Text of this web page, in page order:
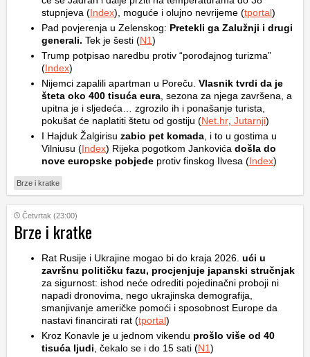
stupnjeva (Index), moguće i olujno nevrijeme (tportal)
Pad povjerenja u Zelenskog: Pretekli ga Zalužnji i drugi
generali. Tek je šesti (N1)
Trump potpisao naredbu protiv “porođajnog turizma”
(Index)
Nijemci zapalili apartman u Poreču. Vlasnik tvrdi da je
šteta oko 400 tisuća eura , sezona za njega završena, a
upitna je i sljedeća… zgrozilo ih i ponašanje turista,
pokušat će naplatiti štetu od gostiju (Net.hr Jutarnji)
I Hajduk Žalgirisu zabio pet komada , i to u gostima u
Vilniusu (Index) Rijeka pogotkom Jankovića došla do
nove europske pobjede protiv finskog Ilvesa (Index)
Brze i kratke
Četvrtak (23:00)
Brze i kratke
Rat Rusije i Ukrajine mogao bi do kraja 2026. ući u
završnu političku fazu, procjenjuje japanski stručnjak
za sigurnost: ishod neće odrediti pojedinačni proboji ni
napadi dronovima, nego ukrajinska demografija,
smanjivanje američke pomoći i sposobnost Europe da
nastavi financirati rat (tportal)
Kroz Konavle je u jednom vikendu prošlo više od 40
tisuća ljudi , čekalo se i do 15 sati (N1)